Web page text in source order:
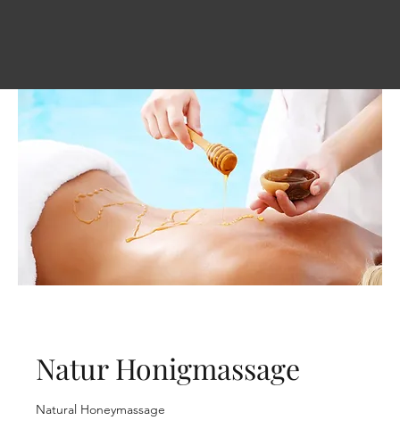
Natur Honigmassage
Natural Honeymassage